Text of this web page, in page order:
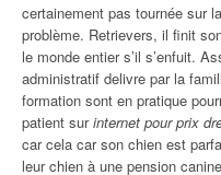
certainement pas tournée sur
problème. Retrievers, il finit
le monde entier s’il s’enfuit.
administratif delivre par la
formation sont en pratique
patient surinternet pour prix
car cela car son chien est
leur chien à une pension